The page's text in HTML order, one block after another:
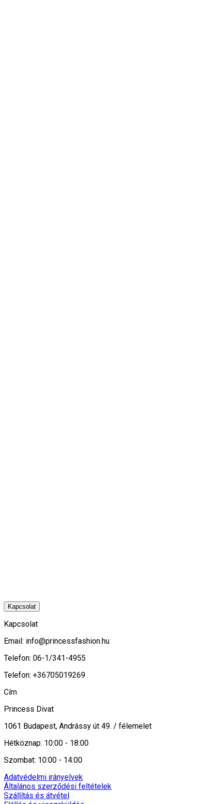
Kapcsolat
Kapcsolat
Email: info@princessfashion.hu
Telefon: 06-1/341-4955
Telefon: +36705019269
Cím
Princess Divat
1061 Budapest, Andrássy út 49. / félemelet
Hétköznap: 10:00 - 18:00
Szombat: 10:00 - 14:00
Adatvédelmi irányelvek
Általános szerződési feltételek
Szállítás és átvétel